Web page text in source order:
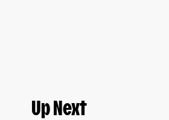
Up Next